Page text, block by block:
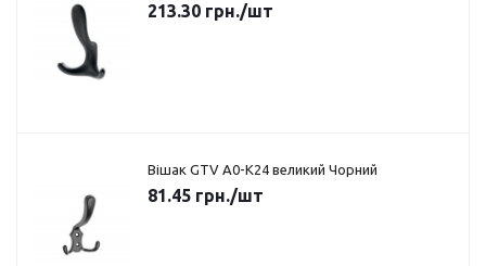
213.30 грн./шт
Вішак GTV A0-K24 великий Чорний
81.45 грн./шт